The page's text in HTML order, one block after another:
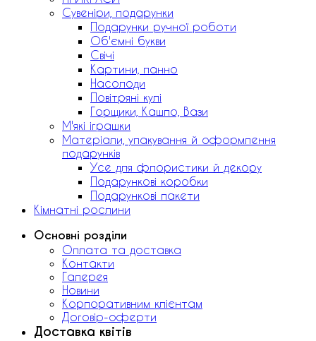
Сувеніри, подарунки
Подарунки ручної роботи
Об'ємні букви
Свічі
Картини, панно
Насолоди
Повітряні кулі
Горщики, Кашпо, Вази
М'які іграшки
Матеріали, упакування й оформлення
подарунків
Усе для флористики й декору
Подарункові коробки
Подарункові пакети
Кімнатні рослини
Основні розділи
Оплата та доставка
Контакти
Галерея
Новини
Корпоративним клієнтам
Договір-оферти
Доставка квітів